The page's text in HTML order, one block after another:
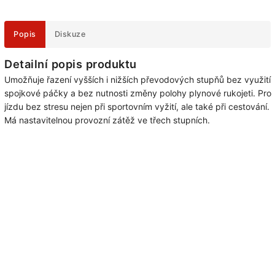
Popis Diskuze
Detailní popis produktu
Umožňuje řazení vyšších i nižších převodových stupňů bez využití
spojkové páčky a bez nutnosti změny polohy plynové rukojeti. Pro
jízdu bez stresu nejen při sportovním vyžití, ale také při cestování.
Má nastavitelnou provozní zátěž ve třech stupních.